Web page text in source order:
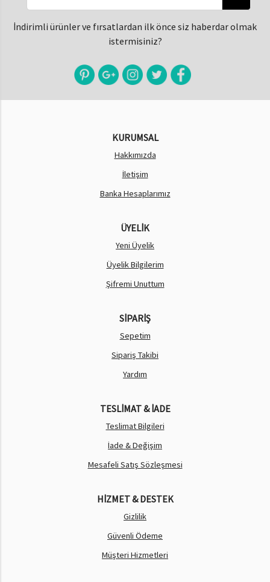
İndirimli ürünler ve fırsatlardan ilk önce siz haberdar olmak
istermisiniz?
KURUMSAL
Hakkımızda
İletişim
Banka Hesaplarımız
ÜYELİK
Yeni Üyelik
Üyelik Bilgilerim
Şifremi Unuttum
SİPARİŞ
Sepetim
Sipariş Takibi
Yardım
TESLİMAT & İADE
Teslimat Bilgileri
İade & Değişim
Mesafeli Satış Sözleşmesi
HİZMET & DESTEK
Gizlilik
Güvenli Ödeme
Müşteri Hizmetleri